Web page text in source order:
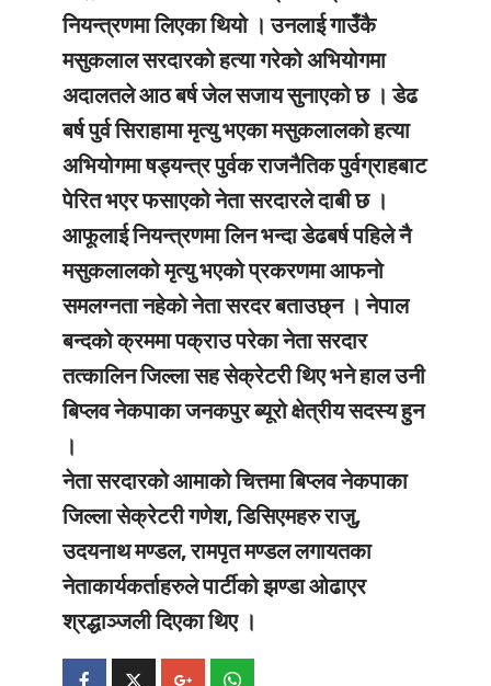
नियन्त्रणमा लिएका थियो । उनलाई गाउँकै
मसुकलाल सरदारको हत्या गरेको अभियोगमा
अदालतले आठ बर्ष जेल सजाय सुनाएको छ । डेढ
बर्ष पुर्व सिराहामा मृत्यु भएका मसुकलालको हत्या
अभियोगमा षड्यन्त्र पुर्वक राजनैतिक पुर्वग्राहबाट
पेरित भएर फसाएको नेता सरदारले दाबी छ ।
आफूलाई नियन्त्रणमा लिन भन्दा डेढबर्ष पहिले नै
मसुकलालको मृत्यु भएको प्रकरणमा आफनो
समलग्नता नहेको नेता सरदर बताउछ्न । नेपाल
बन्दको क्रममा पक्राउ परेका नेता सरदार
तत्कालिन जिल्ला सह सेक्रेटरी थिए भने हाल उनी
बिप्लव नेकपाका जनकपुर ब्यूरो क्षेत्रीय सदस्य हुन
।
नेता सरदारको आमाको चित्तमा बिप्लव नेकपाका
जिल्ला सेक्रेटरी गणेश, डिसिएमहरु राजु,
उदयनाथ मण्डल, रामपृत मण्डल लगायतका
नेताकार्यकर्ताहरुले पार्टीको झण्डा ओढाएर
श्रद्धाञ्जली दिएका थिए ।